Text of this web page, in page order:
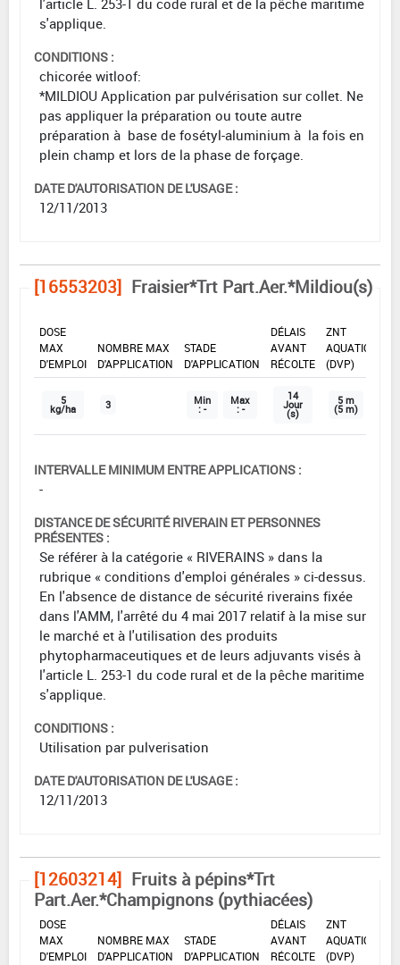
l'article L. 253-1 du code rural et de la pêche maritime
s'applique.
CONDITIONS :
chicorée witloof:
*MILDIOU Application par pulvérisation sur collet. Ne
pas appliquer la préparation ou toute autre
préparation à base de fosétyl-aluminium à la fois en
plein champ et lors de la phase de forçage.
DATE D'AUTORISATION DE L'USAGE :
12/11/2013
[16553203] Fraisier*Trt Part.Aer.*Mildiou(s)
DOSE
MAX
D'EMPLOI
NOMBRE MAX
D'APPLICATION
STADE
D'APPLICATION
DÉLAIS
AVANT
RÉCOLTE
ZNT
AQUATIQUE
(DVP)
5
kg/ha 3 Min
: -
Max
: -
14
Jour
(s)
5 m
(5 m)
INTERVALLE MINIMUM ENTRE APPLICATIONS :
-
DISTANCE DE SÉCURITÉ RIVERAIN ET PERSONNES
PRÉSENTES :
Se référer à la catégorie « RIVERAINS » dans la
rubrique « conditions d'emploi générales » ci-dessus.
En l'absence de distance de sécurité riverains fixée
dans l'AMM, l'arrêté du 4 mai 2017 relatif à la mise sur
le marché et à l'utilisation des produits
phytopharmaceutiques et de leurs adjuvants visés à
l'article L. 253-1 du code rural et de la pêche maritime
s'applique.
CONDITIONS :
Utilisation par pulverisation
DATE D'AUTORISATION DE L'USAGE :
12/11/2013
[12603214] Fruits à pépins*Trt
Part.Aer.*Champignons (pythiacées)
DOSE
MAX
D'EMPLOI
NOMBRE MAX
D'APPLICATION
STADE
D'APPLICATION
DÉLAIS
AVANT
RÉCOLTE
ZNT
AQUATIQUE
(DVP)